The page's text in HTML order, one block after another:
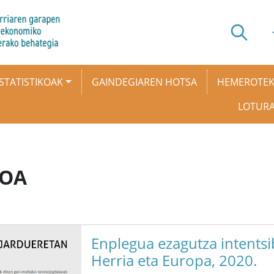
GAINDEGIAREN HOTSA
Enplegua ezagutza
Herria eta Europa, 2020.